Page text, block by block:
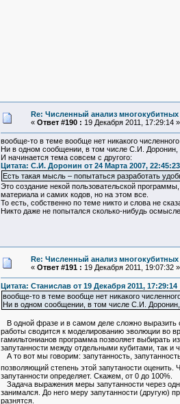
Re: Численный анализ многокубитных
« Ответ #190 : 19 Декабря 2011, 17:29:14 »
вообще-то в теме вообще нет никакого
Ни в одном сообщении, в том числе С.И. Доронин,
И начинается тема совсем с другого:
Цитата: С.И. Доронин от 24 Марта 2007, 22:45:23
Есть такая мысль – попытаться разработать
Это создание некой пользовательской
материала и самих кодов, но на этом все.
То есть, собственно по теме никто и слова не
Никто даже не попытался сколько-нибудь
Re: Численный анализ многокубитных
« Ответ #191 : 19 Декабря 2011, 19:07:32 »
Цитата: Станислав от 19 Декабря 2011, 17:29:14
вообще-то в теме вообще нет никакого
Ни в одном сообщении, в том числе С.И. Доронин,
В одной фразе и в самом деле сложно выразить
работы сводится к моделированию эволюции во
гамильтонианов программа позволяет выбирать
запутанности между отдельными кубитами, так и
А то вот мы говорим: запутанность,
позволяющий степень этой запутаности
запутанности определяет. Скажем, от 0 до 100%.
Задача выражения меры запутанности через
занимался. До него меру запутанности (другую)
разнятся.